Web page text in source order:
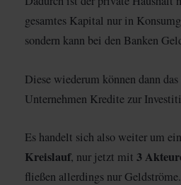
gesamtes Kapital nur in
sondern kann bei den Banken
Diese wiederum können dann
Unternehmen Kredite zur
Es handelt sich also weiter um
Kreislauf, nur jetzt mit 3
fließen allerdings nur Geldströme.